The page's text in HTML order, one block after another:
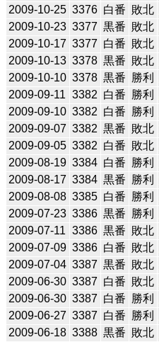
2009-10-25 3376 白番 敗北
2009-10-23 3377 黒番 敗北
2009-10-17 3377 白番 敗北
2009-10-13 3378 黒番 敗北
2009-10-10 3378 黒番 勝利
2009-09-11 3382 白番 勝利
2009-09-10 3382 白番 勝利
2009-09-07 3382 黒番 敗北
2009-09-05 3382 白番 敗北
2009-08-19 3384 白番 勝利
2009-08-17 3384 黒番 勝利
2009-08-08 3385 白番 勝利
2009-07-23 3386 黒番 勝利
2009-07-11 3386 黒番 敗北
2009-07-09 3386 白番 敗北
2009-07-04 3387 黒番 敗北
2009-06-30 3387 白番 敗北
2009-06-30 3387 白番 勝利
2009-06-27 3387 白番 勝利
2009-06-18 3388 黒番 敗北